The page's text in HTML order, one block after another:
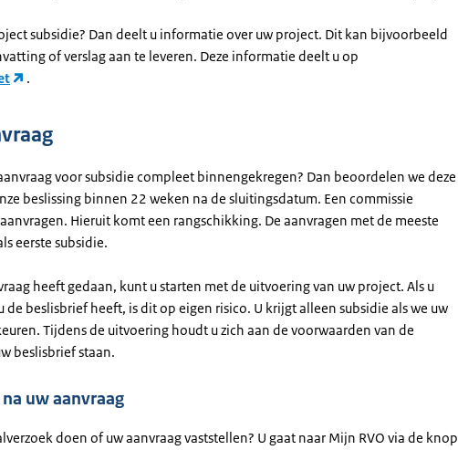
subsidie? Dan deelt u informatie over uw project. Dit kan bijvoorbeeld
of verslag aan te leveren. Deze informatie deelt u op
.
voor subsidie compleet binnengekregen? Dan beoordelen we deze
beslissing binnen 22 weken na de sluitingsdatum. Een commissie
Hieruit komt een rangschikking. De aanvragen met de meeste
eerste subsidie.
heeft gedaan, kunt u starten met de uitvoering van uw project. Als u
de beslisbrief heeft, is dit op eigen risico. U krijgt alleen subsidie als we uw
Tijdens de uitvoering houdt u zich aan de voorwaarden van de
beslisbrief staan.
uw aanvraag
doen of uw aanvraag vaststellen? U gaat naar Mijn RVO via de knop